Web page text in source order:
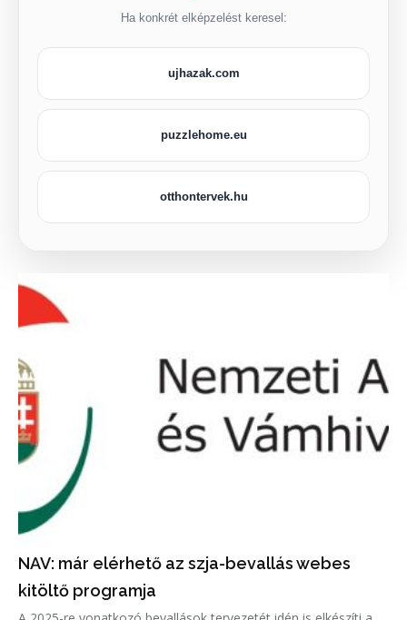
Ha konkrét elképzelést keresel:
ujhazak.com
puzzlehome.eu
otthontervek.hu
NAV: már elérhető az szja-bevallás webes
kitöltő programja